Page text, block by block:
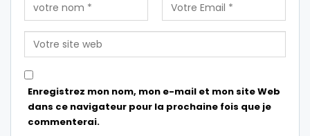
Enregistrez mon nom, mon e-mail et mon site Web
dans ce navigateur pour la prochaine fois que je
commenterai.